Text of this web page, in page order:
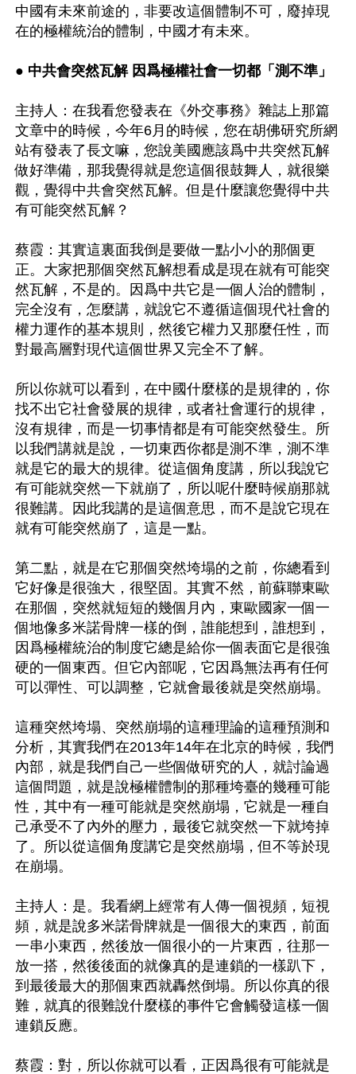
中國有未來前途的，非要改這個體制不可，廢掉現
在的極權統治的體制，中國才有未來。
● 中共會突然瓦解 因爲極權社會一切都「測不準」
主持人：在我看您發表在《外交事務》雜誌上那篇
文章中的時候，今年6月的時候，您在胡佛研究所網
站有發表了長文嘛，您說美國應該爲中共突然瓦解
做好準備，那我覺得就是您這個很鼓舞人，就很樂
觀，覺得中共會突然瓦解。但是什麼讓您覺得中共
有可能突然瓦解？
蔡霞：其實這裏面我倒是要做一點小小的那個更
正。大家把那個突然瓦解想看成是現在就有可能突
然瓦解，不是的。因爲中共它是一個人治的體制，
完全沒有，怎麼講，就說它不遵循這個現代社會的
權力運作的基本規則，然後它權力又那麼任性，而
對最高層對現代這個世界又完全不了解。
所以你就可以看到，在中國什麼樣的是規律的，你
找不出它社會發展的規律，或者社會運行的規律，
沒有規律，而是一切事情都是有可能突然發生。所
以我們講就是說，一切東西你都是測不準，測不準
就是它的最大的規律。從這個角度講，所以我說它
有可能就突然一下就崩了，所以呢什麼時候崩那就
很難講。因此我講的是這個意思，而不是說它現在
就有可能突然崩了，這是一點。
第二點，就是在它那個突然垮塌的之前，你總看到
它好像是很強大，很堅固。其實不然，前蘇聯東歐
在那個，突然就短短的幾個月內，東歐國家一個一
個地像多米諾骨牌一樣的倒，誰能想到，誰想到，
因爲極權統治的制度它總是給你一個表面它是很強
硬的一個東西。但它內部呢，它因爲無法再有任何
可以彈性、可以調整，它就會最後就是突然崩塌。
這種突然垮塌、突然崩塌的這種理論的這種預測和
分析，其實我們在2013年14年在北京的時候，我們
內部，就是我們自己一些個做研究的人，就討論過
這個問題，就是說極權體制的那種垮臺的幾種可能
性，其中有一種可能就是突然崩塌，它就是一種自
己承受不了內外的壓力，最後它就突然一下就垮掉
了。所以從這個角度講它是突然崩塌，但不等於現
在崩塌。
主持人：是。我看網上經常有人傳一個視頻，短視
頻，就是說多米諾骨牌就是一個很大的東西，前面
一串小東西，然後放一個很小的一片東西，往那一
放一搭，然後後面的就像真的是連鎖的一樣趴下，
到最後最大的那個東西就轟然倒塌。所以你真的很
難，就真的很難說什麼樣的事件它會觸發這樣一個
連鎖反應。
蔡霞：對，所以你就可以看，正因爲很有可能就是